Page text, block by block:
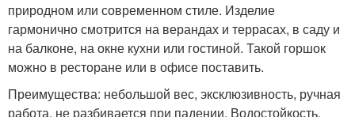
природном или современном стиле. Изделие
гармонично смотрится на верандах и террасах, в саду и
на балконе, на окне кухни или гостиной. Такой горшок
можно в ресторане или в офисе поставить.
Преимущества: небольшой вес, эксклюзивность, ручная
работа, не разбивается при падении. Водостойкость,